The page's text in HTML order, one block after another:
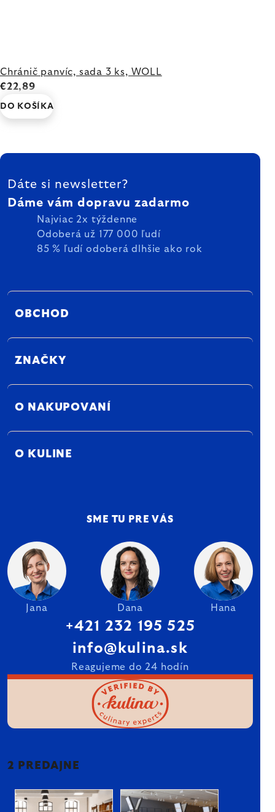
Chránič panvíc, sada 3 ks, WOLL
€22,89
DO KOŠÍKA
ZÁPÄTIE
Dáte si newsletter?
Dáme vám dopravu zadarmo
Najviac 2x týždenne
Odoberá už 177 000 ľudí
85 % ľudí odoberá dlhšie ako rok
OBCHOD
ZNAČKY
O NAKUPOVANÍ
O KULINE
SME TU PRE VÁS
Jana Dana Hana
+421 232 195 525
info@kulina.sk
Reagujeme do 24 hodín
2 PREDAJNE